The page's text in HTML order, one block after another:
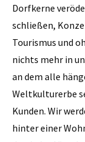
Dorfkerne
schließen,
Tourismus und
nichts mehr in
an dem alle
Weltkulturerbe
Kunden. Wir
hinter einer